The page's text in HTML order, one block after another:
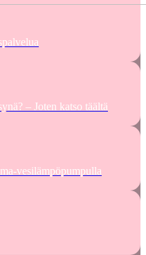
– Joten katso täältä
vesilämpöpumpulla